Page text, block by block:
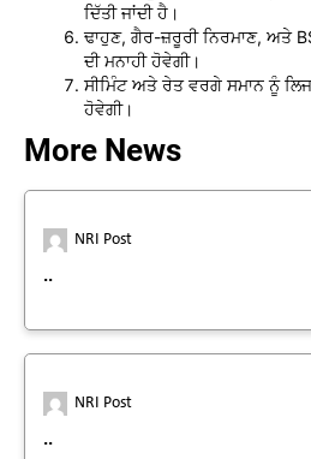
ਦਿੱਤੀ ਜਾਂਦੀ ਹੈ।
ਢਾਹੁਣ, ਗੈਰ-ਜ਼ਰੂਰੀ ਨਿਰਮਾਣ, ਅਤੇ
ਦੀ ਮਨਾਹੀ ਹੋਵੇਗੀ।
ਸੀਮਿੰਟ ਅਤੇ ਰੇਤ ਵਰਗੇ ਸਮਾਨ ਨੂੰ
ਹੋਵੇਗੀ।
More News
NRI Post
..
NRI Post
..